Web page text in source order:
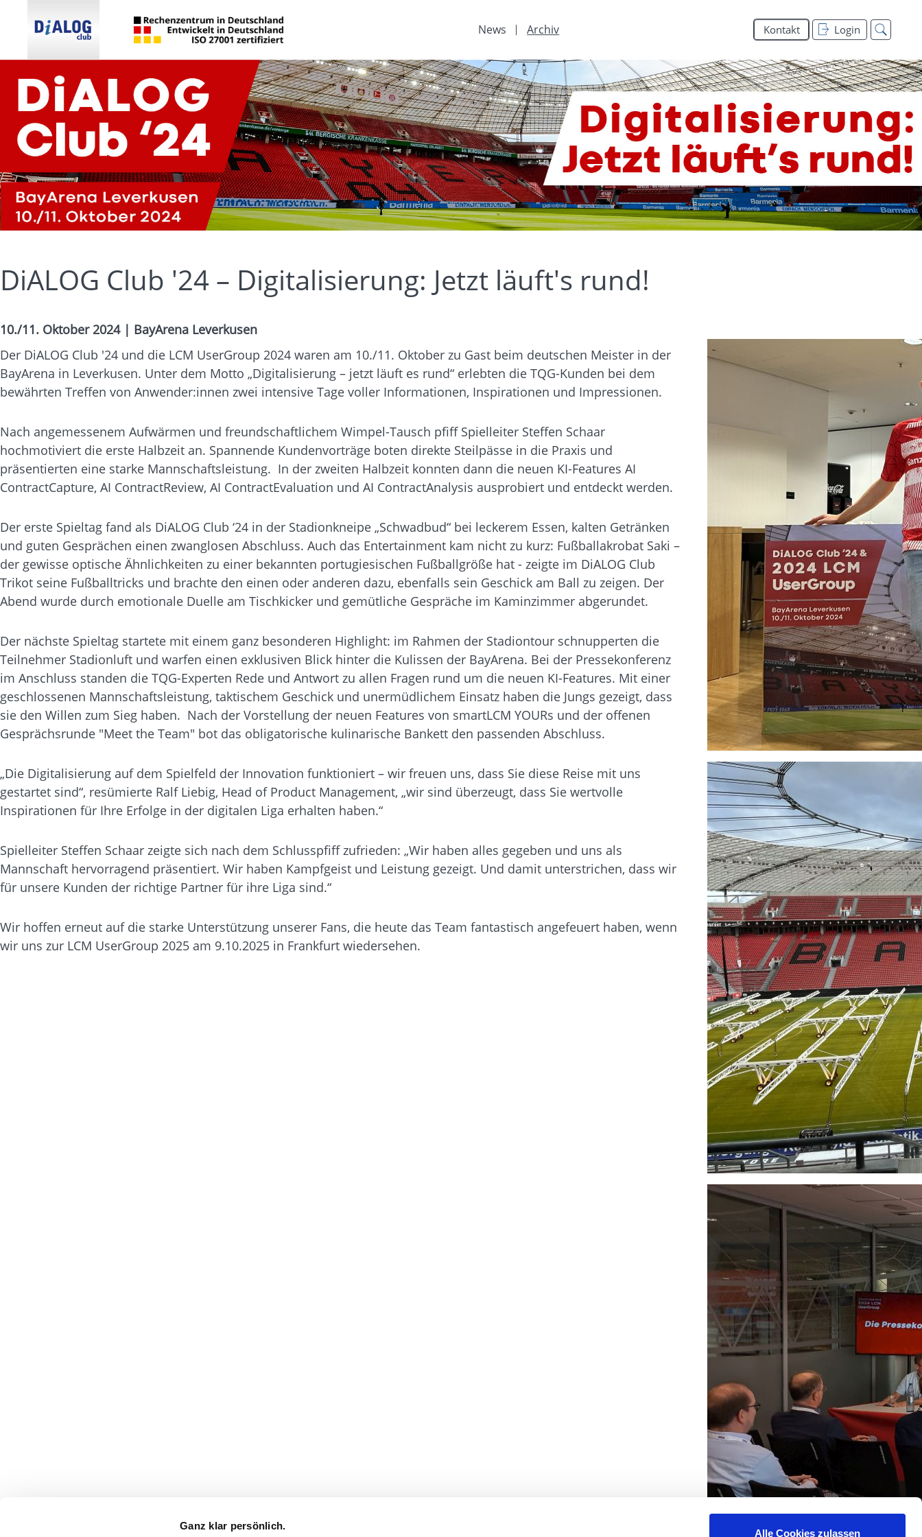
Ganz klar persönlich.
Alle Cookies zulassen
Kontakt Login
News Archiv
DiALOG Club '24 – Digitalisierung: Jetzt läuft's rund!
10./11. Oktober 2024 | BayArena Leverkusen
Der DiALOG Club '24 und die LCM UserGroup 2024 waren am 10./11. Oktober zu Gast beim deutschen Meister in der
BayArena in Leverkusen. Unter dem Motto „Digitalisierung – jetzt läuft es rund“ erlebten die TQG-Kunden bei dem
bewährten Treffen von Anwender:innen zwei intensive Tage voller Informationen, Inspirationen und Impressionen.
Nach angemessenem Aufwärmen und freundschaftlichem Wimpel-Tausch pfiff Spielleiter Steffen Schaar
hochmotiviert die erste Halbzeit an. Spannende Kundenvorträge boten direkte Steilpässe in die Praxis und
präsentierten eine starke Mannschaftsleistung. In der zweiten Halbzeit konnten dann die neuen KI-Features AI
ContractCapture, AI ContractReview, AI ContractEvaluation und AI ContractAnalysis ausprobiert und entdeckt werden.
Der erste Spieltag fand als DiALOG Club ‘24 in der Stadionkneipe „Schwadbud“ bei leckerem Essen, kalten Getränken
und guten Gesprächen einen zwanglosen Abschluss. Auch das Entertainment kam nicht zu kurz: Fußballakrobat Saki –
der gewisse optische Ähnlichkeiten zu einer bekannten portugiesischen Fußballgröße hat - zeigte im DiALOG Club
Trikot seine Fußballtricks und brachte den einen oder anderen dazu, ebenfalls sein Geschick am Ball zu zeigen. Der
Abend wurde durch emotionale Duelle am Tischkicker und gemütliche Gespräche im Kaminzimmer abgerundet.
Der nächste Spieltag startete mit einem ganz besonderen Highlight: im Rahmen der Stadiontour schnupperten die
Teilnehmer Stadionluft und warfen einen exklusiven Blick hinter die Kulissen der BayArena. Bei der Pressekonferenz
im Anschluss standen die TQG-Experten Rede und Antwort zu allen Fragen rund um die neuen KI-Features. Mit einer
geschlossenen Mannschaftsleistung, taktischem Geschick und unermüdlichem Einsatz haben die Jungs gezeigt, dass
sie den Willen zum Sieg haben. Nach der Vorstellung der neuen Features von smartLCM YOURs und der offenen
Gesprächsrunde "Meet the Team" bot das obligatorische kulinarische Bankett den passenden Abschluss.
„Die Digitalisierung auf dem Spielfeld der Innovation funktioniert – wir freuen uns, dass Sie diese Reise mit uns
gestartet sind“, resümierte Ralf Liebig, Head of Product Management, „wir sind überzeugt, dass Sie wertvolle
Inspirationen für Ihre Erfolge in der digitalen Liga erhalten haben.“
Spielleiter Steffen Schaar zeigte sich nach dem Schlusspfiff zufrieden: „Wir haben alles gegeben und uns als
Mannschaft hervorragend präsentiert. Wir haben Kampfgeist und Leistung gezeigt. Und damit unterstrichen, dass wir
für unsere Kunden der richtige Partner für ihre Liga sind.“
Wir hoffen erneut auf die starke Unterstützung unserer Fans, die heute das Team fantastisch angefeuert haben, wenn
wir uns zur LCM UserGroup 2025 am 9.10.2025 in Frankfurt wiedersehen.